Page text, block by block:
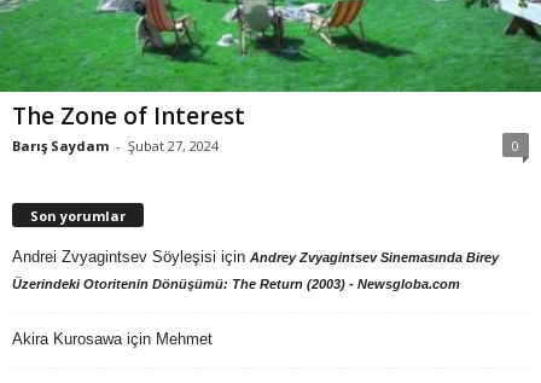
The Zone of Interest
Barış Saydam - Şubat 27, 2024 0
Son yorumlar
Andrei Zvyagintsev Söyleşisi için Andrey Zvyagintsev Sinemasında Birey
Üzerindeki Otoritenin Dönüşümü: The Return (2003) - Newsgloba.com
Akira Kurosawaiçin Mehmet